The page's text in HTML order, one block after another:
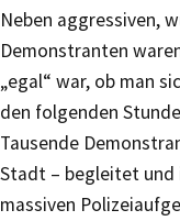
Neben aggressiven,
Demonstranten
„egal“ war, ob man
den folgenden
Tausende
Stadt – begleitet und
massiven